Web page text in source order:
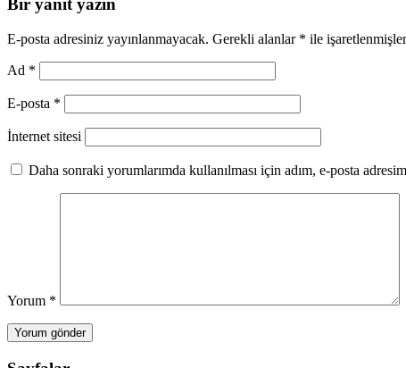
Bir yanıt yazın
E-posta adresiniz yayınlanmayacak. Gerekli alanlar * ile
Ad *
E-posta *
İnternet sitesi
Daha sonraki yorumlarımda kullanılması için adım, e-posta
Yorum *